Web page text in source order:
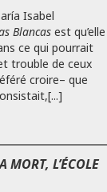
Isabel
Blancas est qu’elle
ce qui pourrait
trouble de ceux
croire– que
MORT, L’ÉCOLE